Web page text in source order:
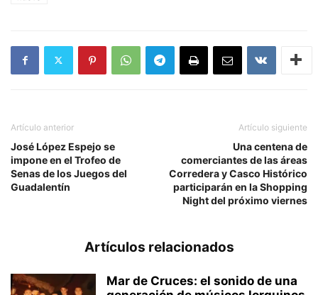
Artículo anterior
José López Espejo se
impone en el Trofeo de
Senas de los Juegos del
Guadalentín
Artículo siguiente
Una centena de
comerciantes de las áreas
Corredera y Casco Histórico
participarán en la Shopping
Night del próximo viernes
Artículos relacionados
Mar de Cruces: el sonido de una